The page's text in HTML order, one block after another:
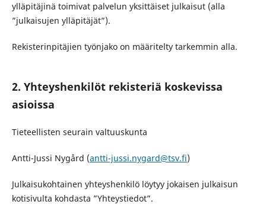
ylläpitäjinä toimivat palvelun yksittäiset julkaisut (alla
”julkaisujen ylläpitäjät”).
Rekisterinpitäjien työnjako on määritelty tarkemmin alla.
2. Yhteyshenkilöt rekisteriä koskevissa
asioissa
Tieteellisten seurain valtuuskunta
Antti-Jussi Nygård (antti-jussi.nygard@tsv.fi)
Julkaisukohtainen yhteyshenkilö löytyy jokaisen julkaisun
kotisivulta kohdasta ”Yhteystiedot”.